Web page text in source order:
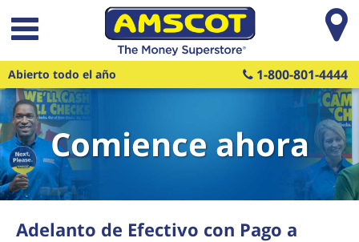
Saltar al contenido principal
Abierto todo el año 1-800-801-4444
Comience ahora
Adelanto de Efectivo con Pago a